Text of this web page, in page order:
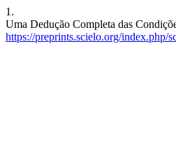
1.
Uma Dedução Completa das
https://preprints.scielo.org/index.php/